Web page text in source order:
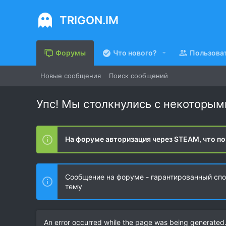
TRIGON.IM
Форумы Что нового?
Новые сообщения Поиск сообщений
Упс! Мы столкнулись с
На форуме авторизация через STEAM, что
Сообщение на форуме - гарантированный
тему
An error occurred while the page was being